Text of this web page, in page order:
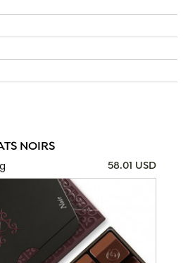
NOIRS
58.01 USD